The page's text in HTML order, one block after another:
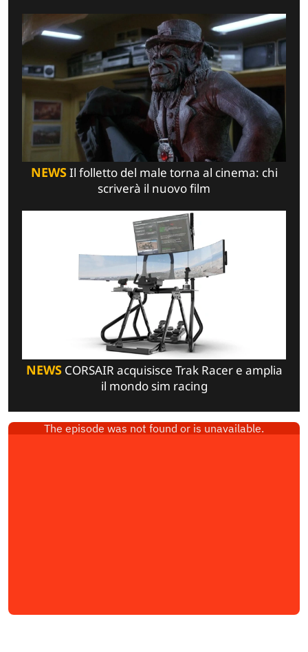
NEWSIl folletto del male torna al cinema: chi
scriverà il nuovo film
NEWSCORSAIR acquisisce Trak Racer e amplia
il mondo sim racing